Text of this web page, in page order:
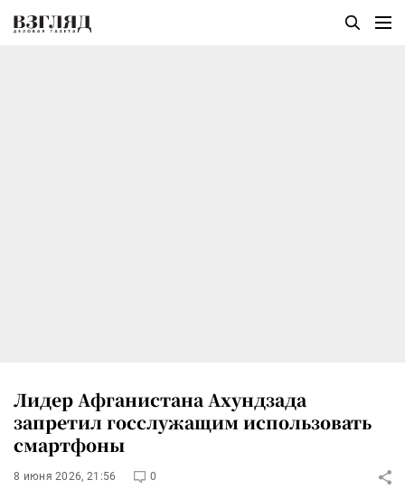
Лидер Афганистана Ахундзада
запретил госслужащим использовать
смартфоны
8 июня 2026, 21:56 0